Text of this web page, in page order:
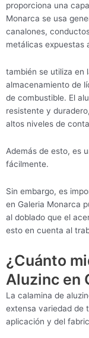
proporciona una
Monarca se usa
canalones,
metálicas expuestas
también se utiliza en
almacenamiento de
de combustible. El
resistente y
altos niveles de
Además de esto, es
fácilmente.
Sin embargo, es
en Galeria Monarca
al doblado que el
esto en cuenta al
¿Cuánto
Aluzinc en
La calamina de
extensa variedad de
aplicación y del